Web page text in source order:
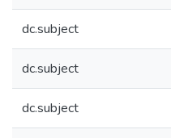
dc.subject
dc.subject
dc.subject